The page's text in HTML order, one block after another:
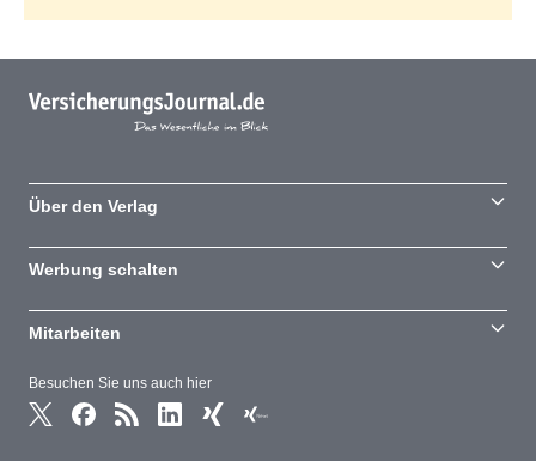
Besuchen Sie uns auch hier
Über den Verlag
Werbung schalten
Mitarbeiten